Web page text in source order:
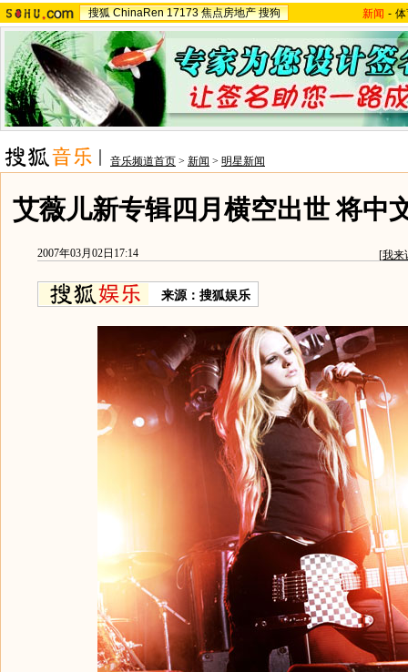
搜狐 ChinaRen 17173 焦点房地产 搜狗 新闻 -
音乐频道首页 > 新闻 > 明星新闻
艾薇儿新专辑四月横空出世 将中
2007年03月02日17:14 [我来
来源：搜狐娱乐